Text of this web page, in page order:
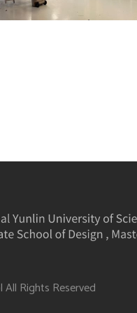
Rights Reserved